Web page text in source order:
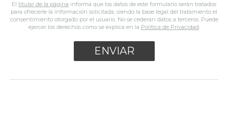
El titular de la página informa que los datos de este formulario serán tratados
para ofrecerle la información solicitada, siendo la base legal del tratamiento el
consentimiento otorgado por el usuario. No se cederán datos a terceros. Puede
ejercer los derechos como se explica en la Política de Privacidad.